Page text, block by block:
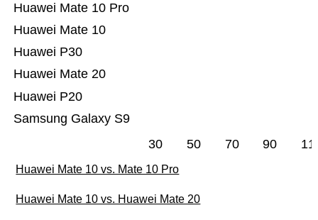
Samsung Galaxy S9
Huawei P20
Huawei Mate 20
Huawei P30
Huawei Mate 10
Huawei Mate 10 Pro
30 50 70 90
Huawei Mate 10 vs. Mate 10 Pro
Huawei Mate 10 vs. Huawei Mate 20